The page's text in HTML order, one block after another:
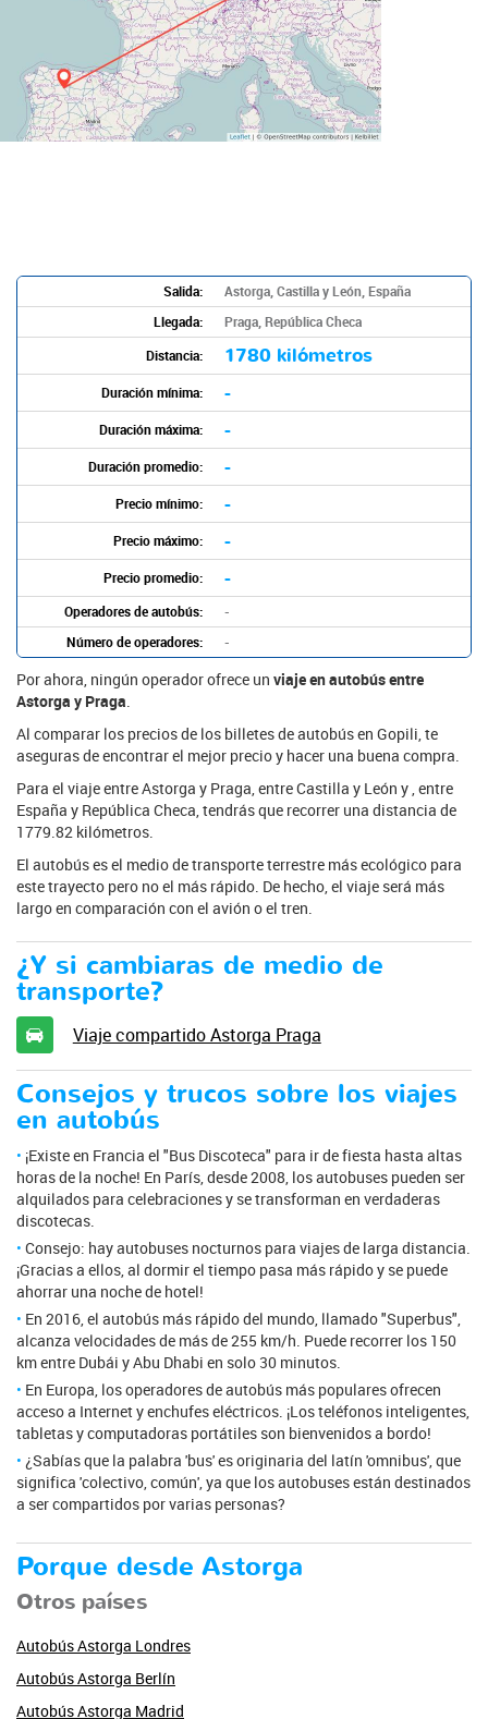
Salida:
Astorga, Castilla y León, España
Llegada:
Praga, República Checa
Distancia:
1780 kilómetros
Duración mínima: -
Duración máxima: -
Duración promedio: -
Precio mínimo: -
Precio máximo: -
Precio promedio: -
Operadores de autobús:
-
Número de operadores:
-
Por ahora, ningún operador ofrece un viaje en autobús entre
Astorga y Praga
Al comparar los precios de los billetes de autobús en Gopili, te
aseguras de encontrar el mejor precio y hacer una buena compra.
Para el viaje entre Astorga y Praga, entre Castilla y León y , entre
España y República Checa, tendrás que recorrer una distancia de
1779.82 kilómetros.
El autobús es el medio de transporte terrestre más ecológico para
este trayecto pero no el más rápido. De hecho, el viaje será más
largo en comparación con el avión o el tren.
¿Y si cambiaras de medio de
transporte?
Viaje compartido Astorga Praga
Consejos y trucos sobre los viajes
en autobús
¡Existe en Francia el "Bus Discoteca" para ir de fiesta hasta altas
horas de la noche! En París, desde 2008, los autobuses pueden ser
alquilados para celebraciones y se transforman en verdaderas
discotecas.
Consejo: hay autobuses nocturnos para viajes de larga distancia.
¡Gracias a ellos, al dormir el tiempo pasa más rápido y se puede
ahorrar una noche de hotel!
En 2016, el autobús más rápido del mundo, llamado "Superbus",
alcanza velocidades de más de 255 km/h. Puede recorrer los 150
km entre Dubái y Abu Dhabi en solo 30 minutos.
En Europa, los operadores de autobús más populares ofrecen
acceso a Internet y enchufes eléctricos. ¡Los teléfonos inteligentes,
tabletas y computadoras portátiles son bienvenidos a bordo!
¿Sabías que la palabra 'bus' es originaria del latín 'omnibus', que
significa 'colectivo, común', ya que los autobuses están destinados
a ser compartidos por varias personas?
Porque desde Astorga
Otros países
Autobús Astorga Londres
Autobús Astorga Berlín
Autobús Astorga Madrid